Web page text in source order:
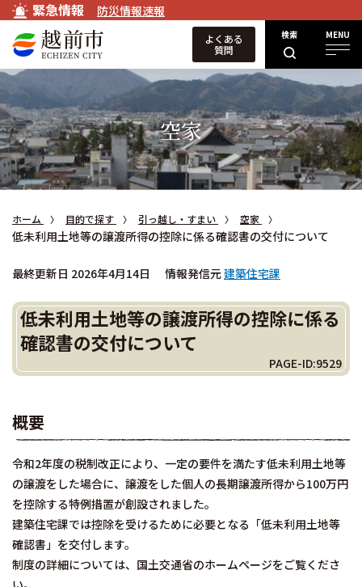
緊急情報 防災情報速報
検索 MENU
よくある
質問
空家
ホーム 目的で探す 引っ越し・すまい 空家
低未利用土地等の譲渡所得の控除に係る確認書の交付について
最終更新日 2026年4月14日 情報発信元建築住宅課
低未利用土地等の譲渡所得の控除に係る
確認書の交付について
PAGE-ID:9529
概要
令和2年度の税制改正により、一定の要件を満たす低未利用土地等
の譲渡をした場合に、譲渡をした個人の長期譲渡所得から100万円
を控除する特例措置が創設されました。
建築住宅課では控除を受けるために必要となる「低未利用土地等
確認書」を交付します。
制度の詳細については、国土交通省のホームページをご覧くださ